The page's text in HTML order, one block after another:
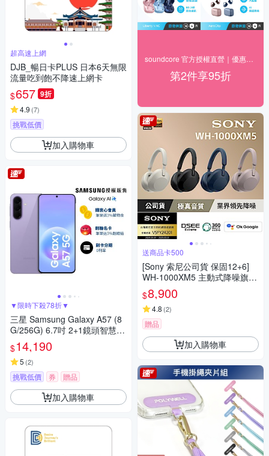
超高速上網
DJB_暢日卡PLUS 日本6天無限
流量吃到飽不降速上網卡
$657 9折
4.9 (7)
挑戰低價
加入購物車
▼限時下殺78折▼
三星 Samsung Galaxy A57 (8
G/256G) 6.7吋 2+1鏡頭智慧手
機
$14,190
5 (2)
挑戰低價 券 贈品
加入購物車
第2件享95折
送商品卡500
[Sony 索尼公司貨 保固12+6]
WH-1000XM5 主動式降噪旗艦
藍牙耳機(頂級降噪 /極真音質/
配戴舒適)
$8,900
4.8 (2)
贈品
加入購物車